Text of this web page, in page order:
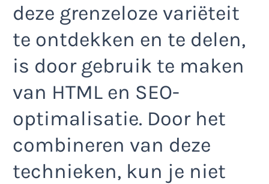
deze grenzeloze variëteit
te ontdekken en te delen,
is door gebruik te maken
van HTML en SEO-
optimalisatie. Door het
combineren van deze
technieken, kun je niet